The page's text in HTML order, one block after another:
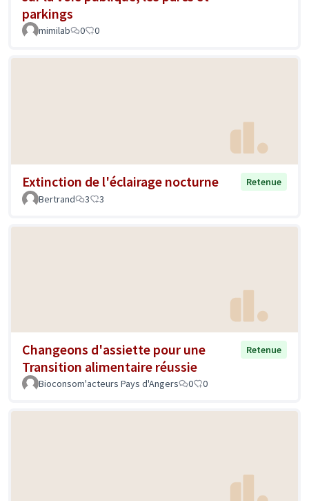
parkings
mimilab 0 0
Extinction de l'éclairage nocturne
Retenue
Bertrand
3 3
Changeons d'assiette pour une
Transition alimentaire réussie
Retenue
Bioconsom'acteurs Pays d'Angers 0 0